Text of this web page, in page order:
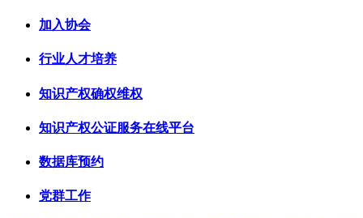
加入协会
行业人才培养
知识产权确权维权
知识产权公证服务在线平台
数据库预约
党群工作